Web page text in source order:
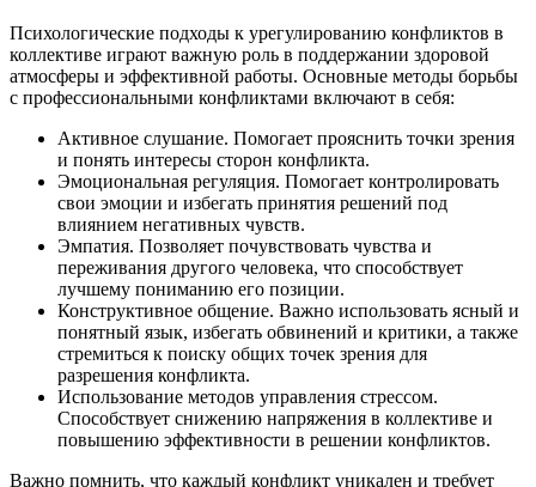
Психологические подходы к урегулированию конфликтов в
коллективе играют важную роль в поддержании здоровой
атмосферы и эффективной работы. Основные методы борьбы
с профессиональными конфликтами включают в себя:
Активное слушание. Помогает прояснить точки зрения
и понять интересы сторон конфликта.
Эмоциональная регуляция. Помогает контролировать
свои эмоции и избегать принятия решений под
влиянием негативных чувств.
Эмпатия. Позволяет почувствовать чувства и
переживания другого человека, что способствует
лучшему пониманию его позиции.
Конструктивное общение. Важно использовать ясный и
понятный язык, избегать обвинений и критики, а также
стремиться к поиску общих точек зрения для
разрешения конфликта.
Использование методов управления стрессом.
Способствует снижению напряжения в коллективе и
повышению эффективности в решении конфликтов.
Важно помнить, что каждый конфликт уникален и требует